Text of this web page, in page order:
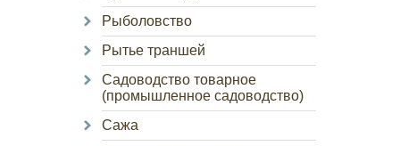
Рыболовство
Рытье траншей
Садоводство товарное
(промышленное садоводство)
Сажа